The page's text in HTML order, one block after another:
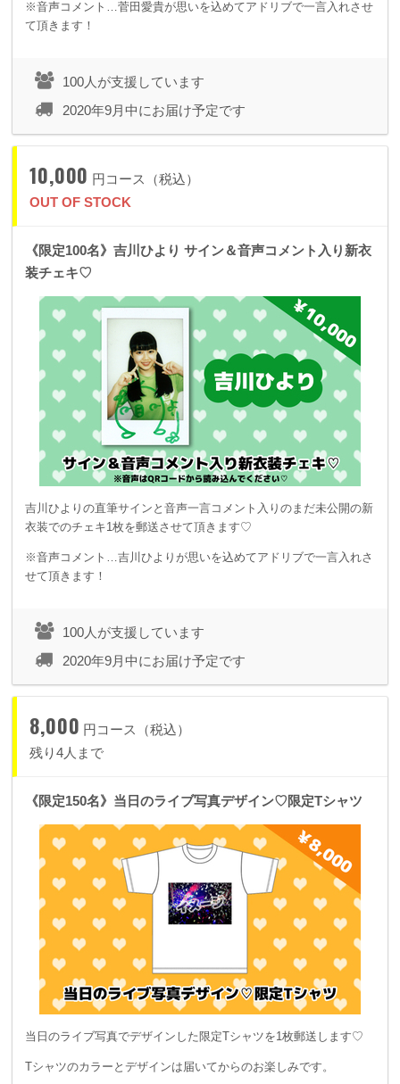
※音声コメント…菅田愛貴が思いを込めてアドリブで一言入れさせ
て頂きます！
100人が支援しています
2020年9月中にお届け予定です
10,000 円コース（税込）
OUT OF STOCK
《限定100名》吉川ひより サイン＆音声コメント入り新衣
装チェキ♡
吉川ひよりの直筆サインと音声一言コメント入りのまだ未公開の新
衣装でのチェキ1枚を郵送させて頂きます♡
※音声コメント…吉川ひよりが思いを込めてアドリブで一言入れさ
せて頂きます！
100人が支援しています
2020年9月中にお届け予定です
8,000 円コース（税込）
残り4人まで
《限定150名》当日のライブ写真デザイン♡限定Tシャツ
当日のライブ写真でデザインした限定Tシャツを1枚郵送します♡
Tシャツのカラーとデザインは届いてからのお楽しみです。